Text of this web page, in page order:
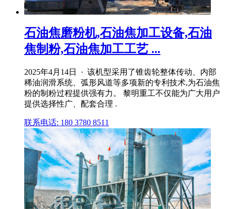
石油焦磨粉机,石油焦加工设备,石油
焦制粉,石油焦加工工艺 ...
2025年4月14日 · 该机型采用了锥齿轮整体传动、内部
稀油润滑系统、弧形风道等多项新的专利技术,为石油焦
粉的制粉过程提供强有力。 黎明重工不仅能为广大用户
提供选择性广、配套合理 .
联系电话: 180 3780 8511